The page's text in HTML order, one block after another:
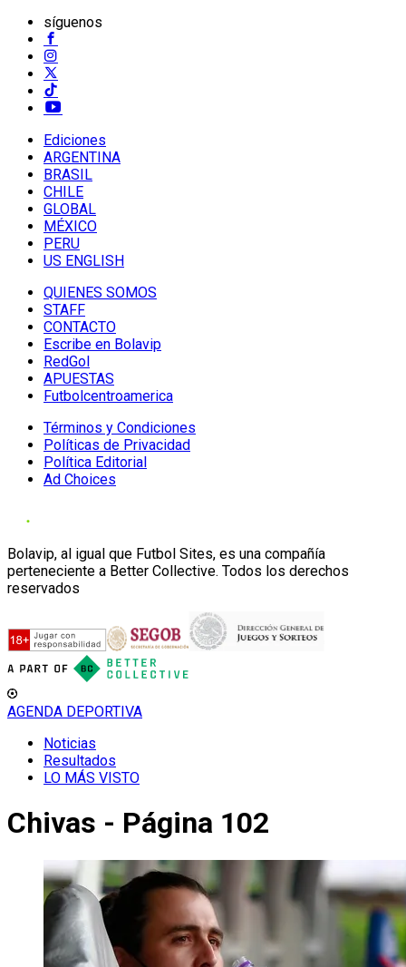
síguenos
Ediciones
ARGENTINA
BRASIL
CHILE
GLOBAL
MÉXICO
PERU
US ENGLISH
QUIENES SOMOS
STAFF
CONTACTO
Escribe en Bolavip
RedGol
APUESTAS
Futbolcentroamerica
Términos y Condiciones
Políticas de Privacidad
Política Editorial
Ad Choices
Bolavip, al igual que Futbol Sites, es una compañía
perteneciente a Better Collective. Todos los derechos
reservados
AGENDA DEPORTIVA
Noticias
Resultados
LO MÁS VISTO
Chivas - Página 102